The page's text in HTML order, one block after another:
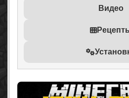
Видео